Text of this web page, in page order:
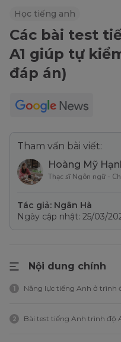
Học tiếng anh
Các bài test
A1 giúp tự
đáp án)
Tham vấn bài viết:
Hoàng Mỹ
Thạc sĩ Ngôn ngữ -
Tác giả: Ngân Hà
Ngày cập nhật: 25/03/
Nội dung chính
1 Năng lực tiếng Anh ở trình
2 Bài test tiếng Anh trình độ